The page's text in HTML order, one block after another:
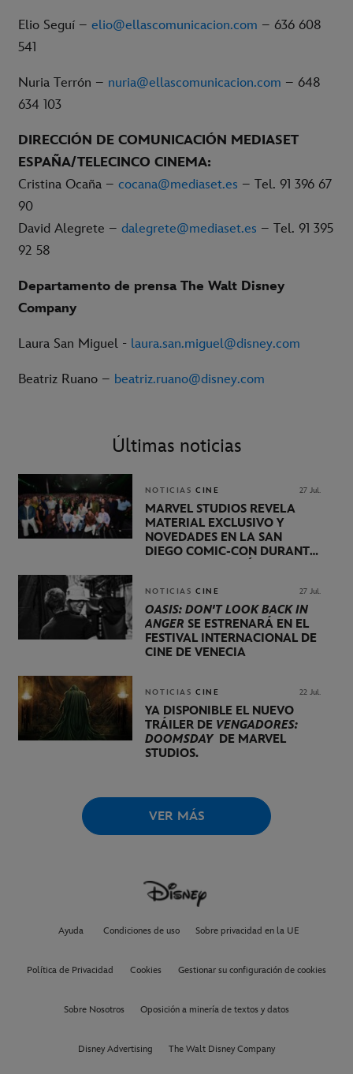
Elio Seguí – elio@ellascomunicacion.com – 636 608
541
Nuria Terrón – nuria@ellascomunicacion.com – 648
634 103
DIRECCIÓN DE COMUNICACIÓN MEDIASET
ESPAÑA/TELECINCO CINEMA:
Cristina Ocaña – cocana@mediaset.es – Tel. 91 396 67
90
David Alegrete – dalegrete@mediaset.es – Tel. 91 395
92 58
Departamento de prensa The Walt Disney
Company
Laura San Miguel - laura.san.miguel@disney.com
Beatriz Ruano – beatriz.ruano@disney.com
Últimas noticias
NOTICIAS CINE 27 Jul.
MARVEL STUDIOS REVELA
MATERIAL EXCLUSIVO Y
NOVEDADES EN LA SAN
DIEGO COMIC-CON DURANTE
NOTICIAS CINE 27 Jul.
OASIS: DON'T LOOK BACK IN
ANGER SE ESTRENARÁ EN EL
FESTIVAL INTERNACIONAL DE
CINE DE VENECIA
NOTICIAS CINE 22 Jul.
YA DISPONIBLE EL NUEVO
TRÁILER DE VENGADORES:
DOOMSDAYDE MARVEL
STUDIOS.
VER MÁS
Ayuda Condiciones de uso Sobre privacidad en la UE
Política de Privacidad Cookies Gestionar su configuración de cookies
Sobre Nosotros Oposición a minería de textos y datos
Disney Advertising The Walt Disney Company